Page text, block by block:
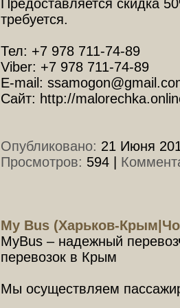
Предоставляется скидка
требуется.
Тел: +7 978 711-74-89
Viber: +7 978 711-74-89
E-mail:
Сайт: http://
Опубликовано: 21 Июня
Просмотров: 594|
My Bus (Харьков-
MyBus – надежный
перевозок в Крым
Мы осуществляем